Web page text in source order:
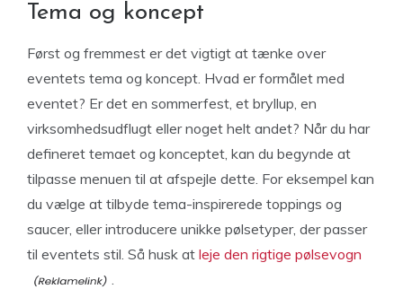
Tema og koncept
Først og fremmest er det vigtigt at tænke over
eventets tema og koncept. Hvad er formålet med
eventet? Er det en sommerfest, et bryllup, en
virksomhedsudflugt eller noget helt andet? Når du har
defineret temaet og konceptet, kan du begynde at
tilpasse menuen til at afspejle dette. For eksempel kan
du vælge at tilbyde tema-inspirerede toppings og
saucer, eller introducere unikke pølsetyper, der passer
til eventets stil. Så husk at leje den rigtige pølsevogn
.